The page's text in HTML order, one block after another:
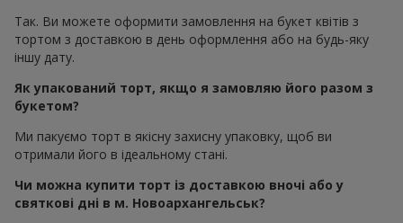
Так. Ви можете оформити замовлення на букет квітів з
тортом з доставкою в день оформлення або на будь-яку
іншу дату.
Як упакований торт, якщо я замовляю його разом з
букетом?
Ми пакуємо торт в якісну захисну упаковку, щоб ви
отримали його в ідеальному стані.
Чи можна купити торт із доставкою вночі або у
святкові дні в м. Новоархангельськ?